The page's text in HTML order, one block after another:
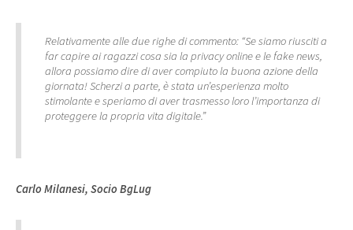
Relativamente alle due righe di commento: “Se siamo riusciti a
far capire ai ragazzi cosa sia la privacy online e le fake news,
allora possiamo dire di aver compiuto la buona azione della
giornata! Scherzi a parte, è stata un’esperienza molto
stimolante e speriamo di aver trasmesso loro l’importanza di
proteggere la propria vita digitale.”
Carlo Milanesi, Socio BgLug